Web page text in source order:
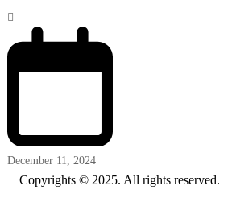
December 11, 2024
Copyrights © 2025. All rights reserved.